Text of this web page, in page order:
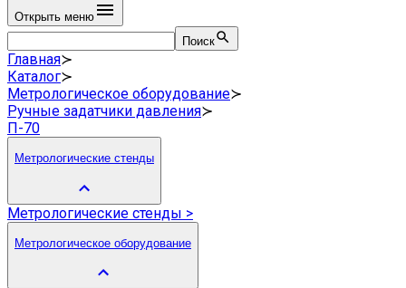
Открыть меню
Поиск
Главная≻
Каталог≻
Метрологическое оборудование≻
Ручные задатчики давления≻
П-70
Метрологические стенды
Метрологические стенды >
Метрологическое оборудование